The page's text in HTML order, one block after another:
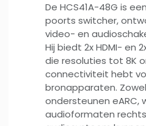
De HCS41A-48G is
poorts switcher,
video- en
Hij biedt 2x HDMI- en
die resoluties tot 8K
connectiviteit hebt
bronapparaten.
ondersteunen
audioformaten